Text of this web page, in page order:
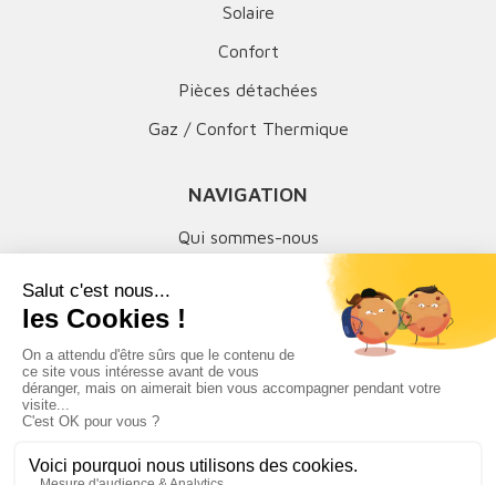
Solaire
Confort
Pièces détachées
Gaz / Confort Thermique
NAVIGATION
Qui sommes-nous
MON COMPTE